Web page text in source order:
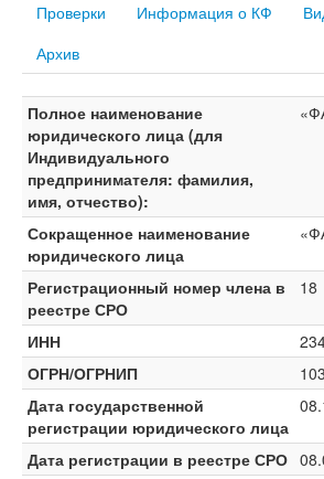
Проверки
Информация о КФ
Архив
Полное наименование
юридического лица (для
Индивидуального
предпринимателя: фамилия,
имя, отчество):
Сокращенное наименование
юридического лица
Регистрационный номер члена в
реестре СРО
18
ИНН
ОГРН/ОГРНИП
Дата государственной
регистрации юридического лица
Дата регистрации в реестре СРО